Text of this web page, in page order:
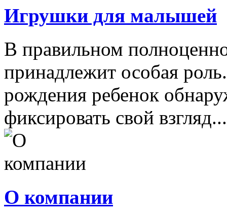
Игрушки для малышей
В правильном
принадлежит особая
рождения ребенок
фиксировать свой взгляд...
О компании